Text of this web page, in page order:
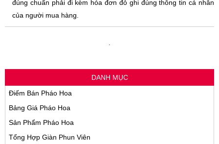
đúng chuẩn phải đi kèm hóa đơn đỏ ghi đúng thông tin cá nhân
của người mua hàng.
DANH MỤC
Điếm Bán Pháo Hoa
Bảng Giá Pháo Hoa
Sản Phẩm Pháo Hoa
Tổng Hợp Giàn Phun Viên